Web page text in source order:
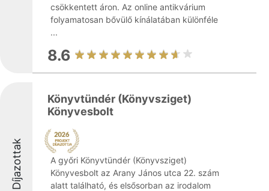
csökkentett áron. Az online antikvárium
folyamatosan bővülő kínálatában különféle
...
8.6
Díjazottak
Könyvtündér (Könyvsziget)
Könyvesbolt
A győri Könyvtündér (Könyvsziget)
Könyvesbolt az Arany János utca 22. szám
alatt található, és elsősorban az irodalom